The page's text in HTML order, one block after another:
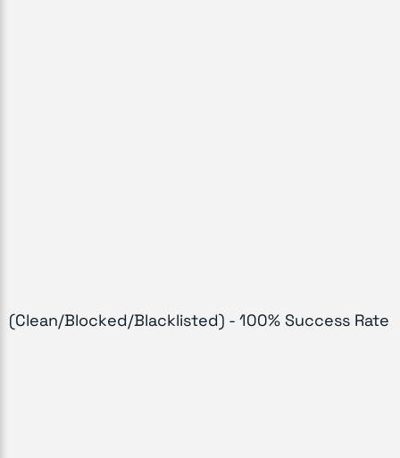
(Clean/Blocked/Blacklisted) - 100% Success Rate